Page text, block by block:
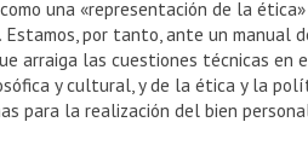
una «representación de la ética»
por tanto, ante un manual
arraiga las cuestiones técnicas en
y cultural, y de la ética y la
para la realización del bien